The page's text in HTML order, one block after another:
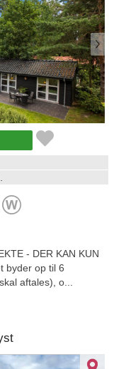
- DER KAN KUN
byder op til 6
aftales), o...